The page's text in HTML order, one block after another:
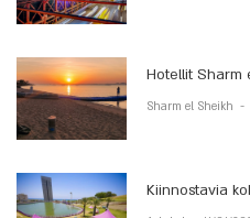
Hotellit Sharm
Sharm el Sheikh -
Kiinnostavia